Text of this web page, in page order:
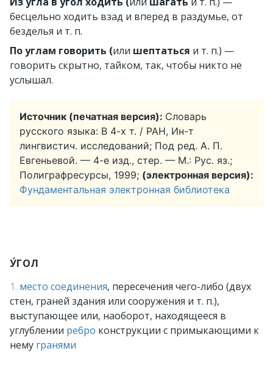
бесцельно ходить взад и вперед в раздумье, от
безделья и т. п.
По углам говорить (или шептаться и т. п.) —
говорить скрытно, тайком, так, чтобы никто не
услышал.
Источник (печатная версия): Словарь
русского языка: В 4-х т. / РАН, Ин-т
лингвистич. исследований; Под ред. А. П.
Евгеньевой. — 4-е изд., стер. — М.: Рус. яз.;
Полиграфресурсы, 1999; (электронная версия):
Фундаментальная электронная библиотека
У́ГОЛ
1. место соединения, пересечения чего-либо (двух
стен, граней здания или сооружения и т. п.),
выступающее или, наоборот, находящееся в
углублении ребро конструкции с примыкающими к
нему гранями